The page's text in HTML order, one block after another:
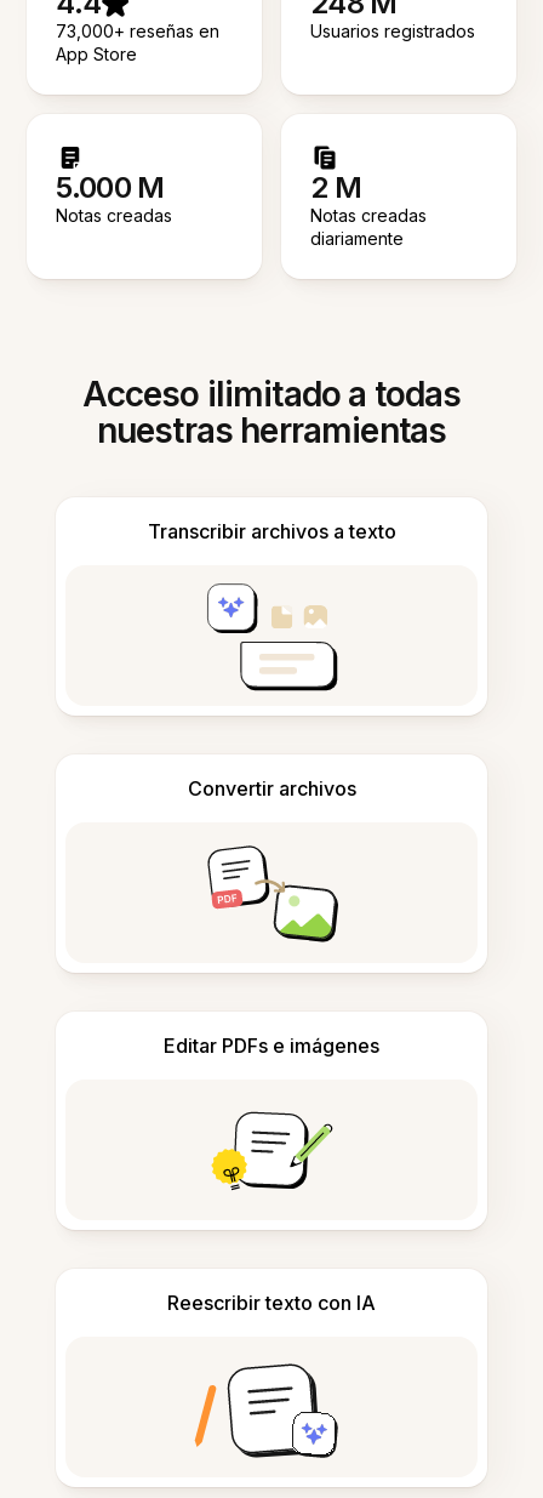
73,000+ reseñas en
App Store
Usuarios registrados
5.000 M
Notas creadas
2 M
Notas creadas
diariamente
Acceso ilimitado a todas
nuestras herramientas
Transcribir archivos a texto
Convertir archivos
Editar PDFs e imágenes
Reescribir texto con IA